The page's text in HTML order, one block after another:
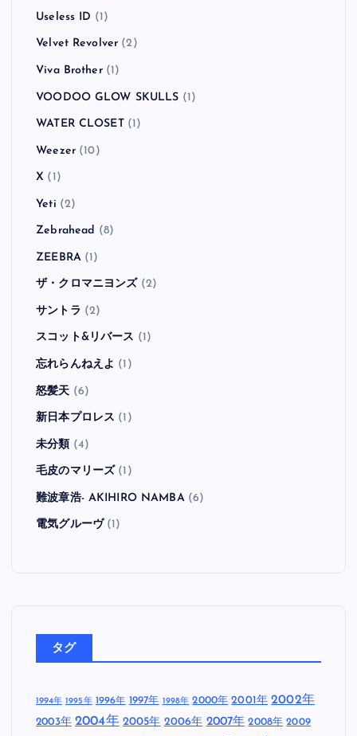
Useless ID (1)
Velvet Revolver (2)
Viva Brother(1)
VOODOO GLOW SKULLS (1)
WATER CLOSET(1)
Weezer(10)
X (1)
Yeti (2)
Zebrahead (8)
ZEEBRA(1)
ザ・クロマニヨンズ (2)
サントラ (2)
スコット&リバース (1)
忘れらんねえよ (1)
怒髪天 (6)
新日本プロレス (1)
未分類 (4)
毛皮のマリーズ (1)
難波章浩- AKIHIRO NAMBA(6)
電気グルーヴ(1)
タグ
1994年 1995年 1996年 1997年 1998年 2000年 2001年 2002年
2003年 2004年 2005年 2006年 2007年 2008年 2009